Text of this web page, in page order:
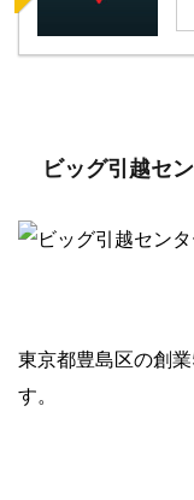
ビッグ引越セ
東京都豊島区の創
す。